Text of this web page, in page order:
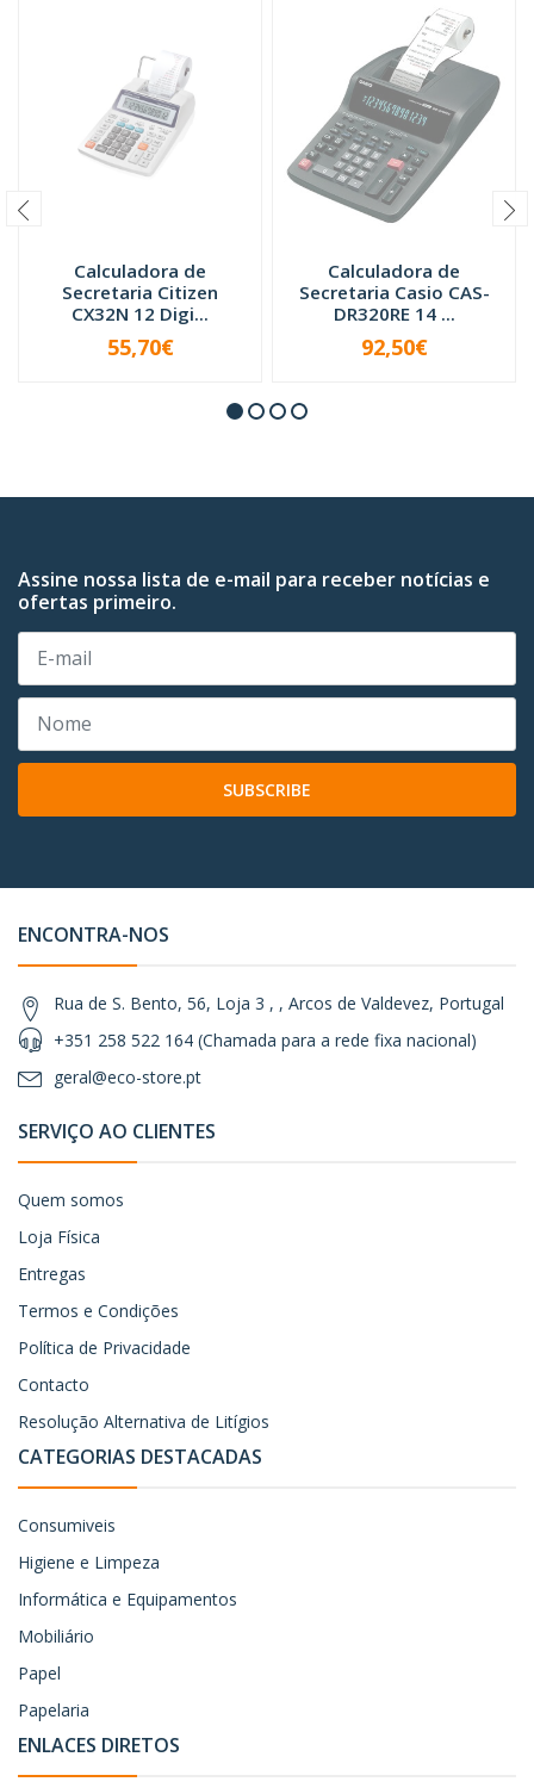
Calculadora de
Secretaria Citizen
CX32N 12 Digi...
INDISPONÍVEL
55,70€
Calculadora de
Secretaria Casio CAS-
DR320RE 14 ...
INDISPONÍVEL
92,50€
Assine nossa lista de e-mail para receber notícias e
ofertas primeiro.
SUBSCRIBE
ENCONTRA-NOS
Rua de S. Bento, 56, Loja 3 , , Arcos de Valdevez, Portugal
+351 258 522 164 (Chamada para a rede fixa nacional)
geral@eco-store.pt
SERVIÇO AO CLIENTES
Quem somos
Loja Física
Entregas
Termos e Condições
Política de Privacidade
Contacto
Resolução Alternativa de Litígios
CATEGORIAS DESTACADAS
Consumiveis
Higiene e Limpeza
Informática e Equipamentos
Mobiliário
Papel
Papelaria
ENLACES DIRETOS